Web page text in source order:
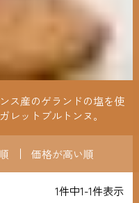
ス産のゲランドの塩を使
レットブルトンヌ。
価格が高い順
1件中1-1件表示